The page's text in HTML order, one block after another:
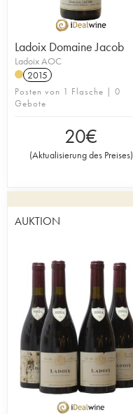
Ladoix Domaine Jacob
Ladoix AOC
2015
Posten von 1 Flasche | 0
Gebote
20€
(Aktualisierung des Preises)
AUKTION